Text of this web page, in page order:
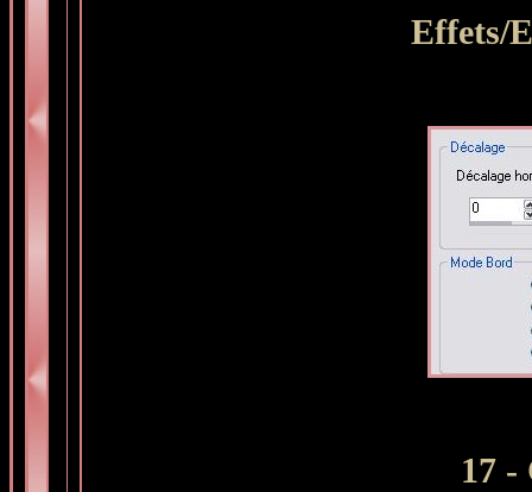
Effets/
17 -